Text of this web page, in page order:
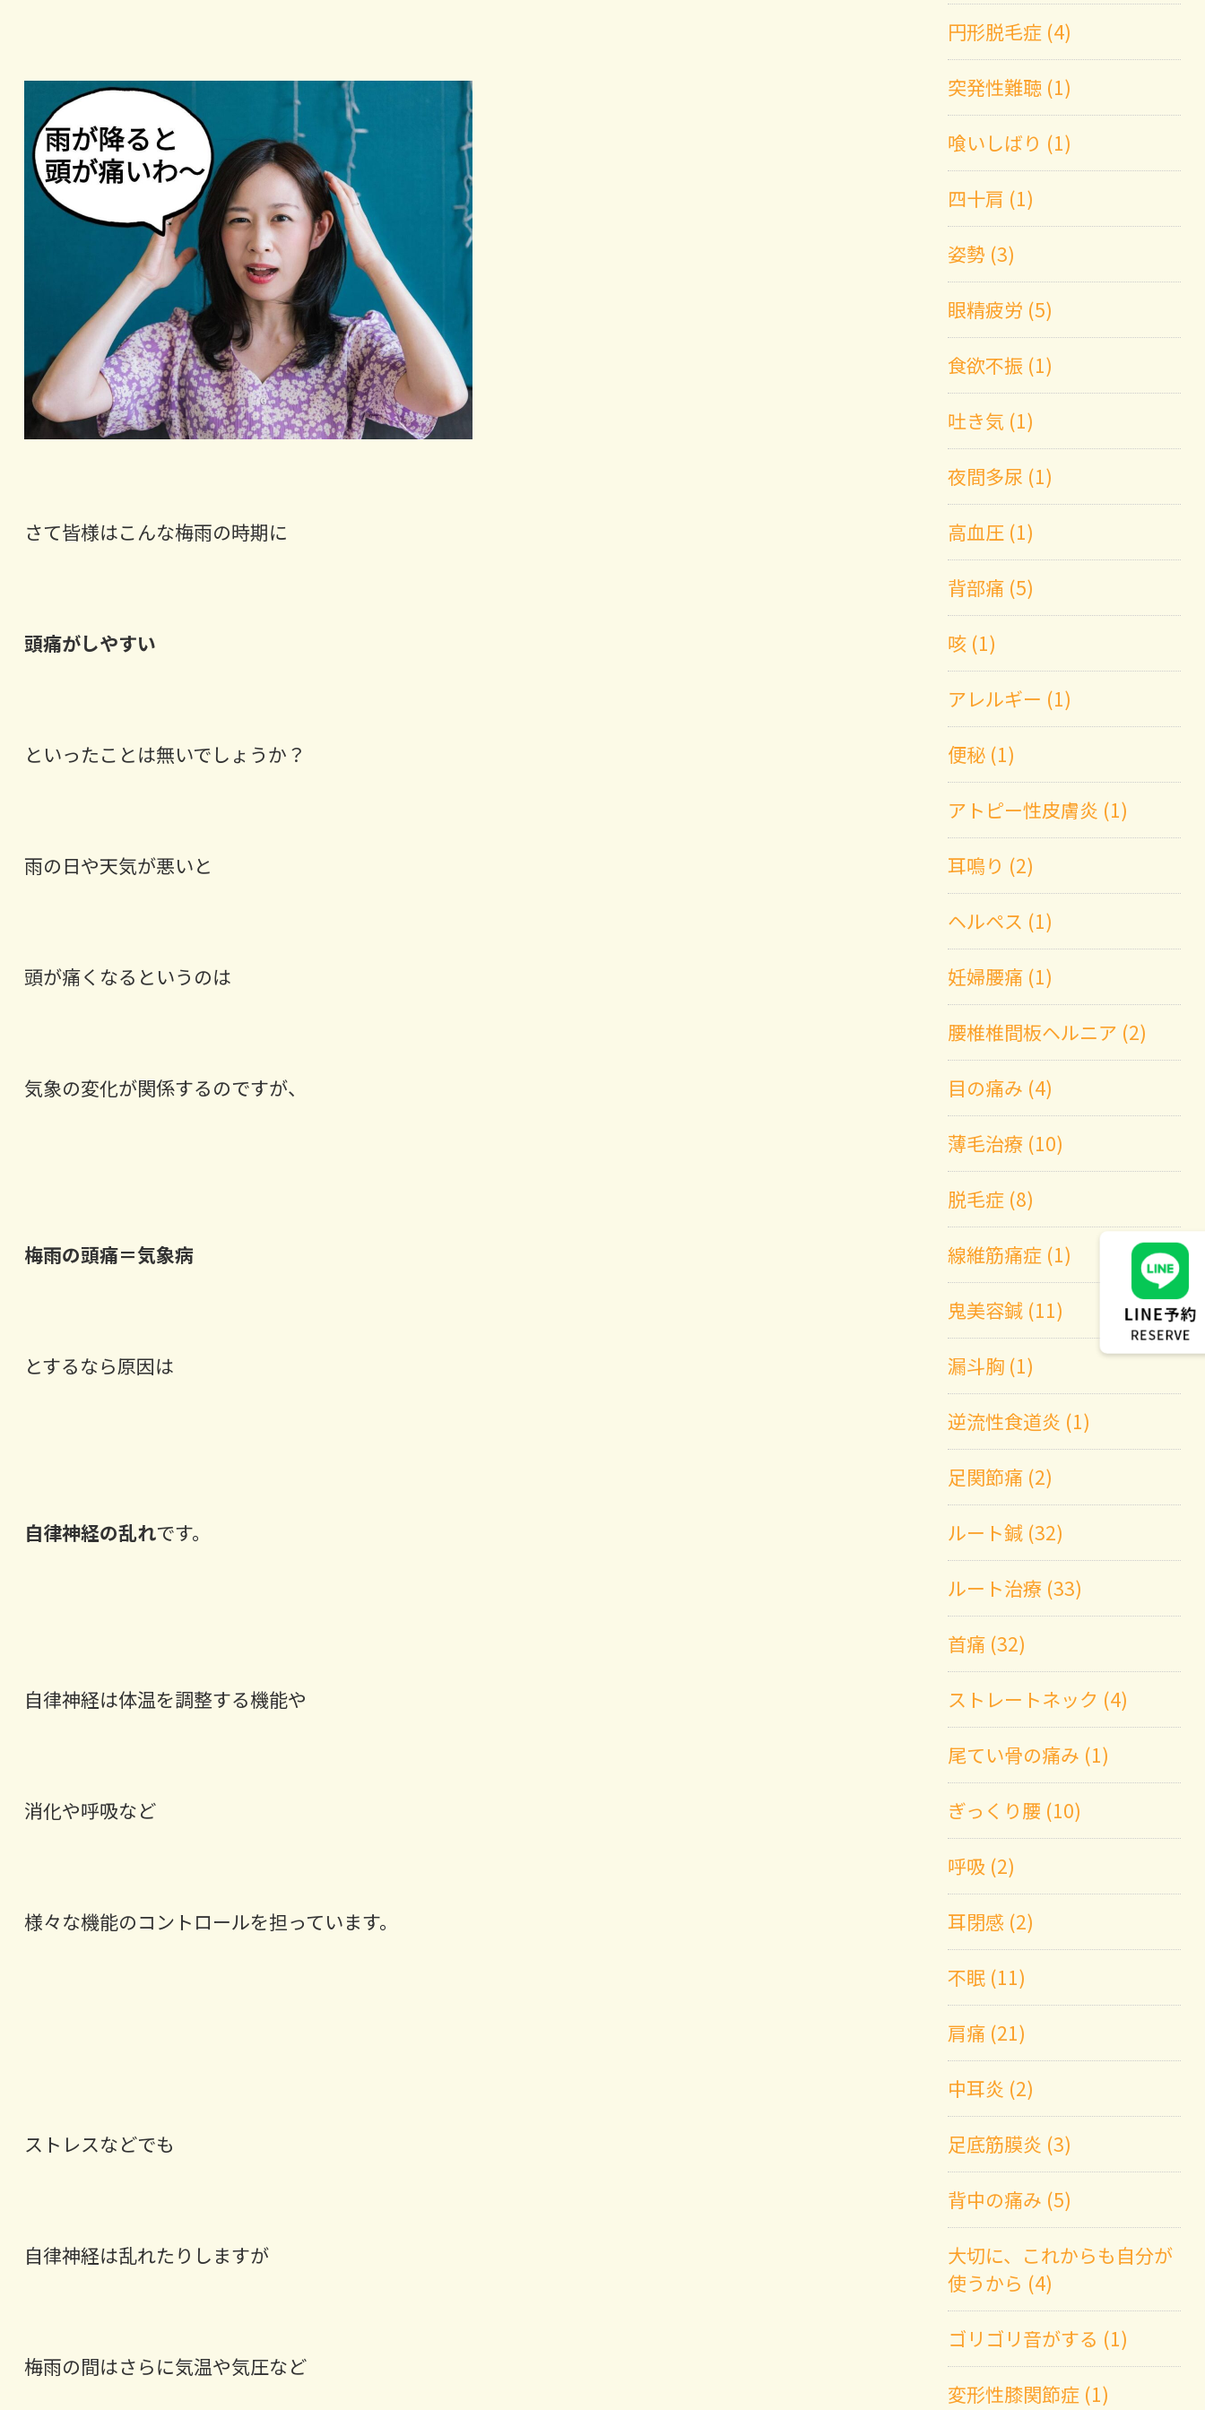
さて皆様はこんな梅雨の時期に
頭痛がしやすい
といったことは無いでしょうか？
雨の日や天気が悪いと
頭が痛くなるというのは
気象の変化が関係するのですが、
梅雨の頭痛＝気象病
とするなら原因は
自律神経の乱れです。
自律神経は体温を調整する機能や
消化や呼吸など
様々な機能のコントロールを担っています。
ストレスなどでも
自律神経は乱れたりしますが
梅雨の間はさらに気温や気圧など
円形脱毛症 (4)
突発性難聴 (1)
喰いしばり (1)
四十肩 (1)
姿勢 (3)
眼精疲労 (5)
食欲不振 (1)
吐き気 (1)
夜間多尿 (1)
高血圧 (1)
背部痛 (5)
咳 (1)
アレルギー (1)
便秘 (1)
アトピー性皮膚炎 (1)
耳鳴り (2)
ヘルペス (1)
妊婦腰痛 (1)
腰椎椎間板ヘルニア (2)
目の痛み (4)
薄毛治療 (10)
脱毛症 (8)
線維筋痛症 (1)
鬼美容鍼 (11)
漏斗胸 (1)
逆流性食道炎 (1)
足関節痛 (2)
ルート鍼 (32)
ルート治療 (33)
首痛 (32)
ストレートネック (4)
尾てい骨の痛み (1)
ぎっくり腰 (10)
呼吸 (2)
耳閉感 (2)
不眠 (11)
肩痛 (21)
中耳炎 (2)
足底筋膜炎 (3)
背中の痛み (5)
大切に、これからも自分が
使うから (4)
ゴリゴリ音がする (1)
変形性膝関節症 (1)